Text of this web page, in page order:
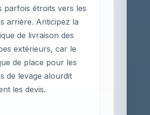
parfois étroits vers les
arrière. Anticipez la
de livraison des
extérieurs, car le
de place pour les
de levage alourdit
les devis.